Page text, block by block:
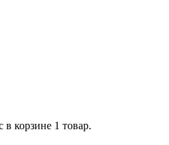
в корзине 1 товар.